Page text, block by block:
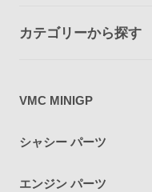
カテゴリーから探す
VMC MINIGP
シャシー パーツ
エンジン パーツ